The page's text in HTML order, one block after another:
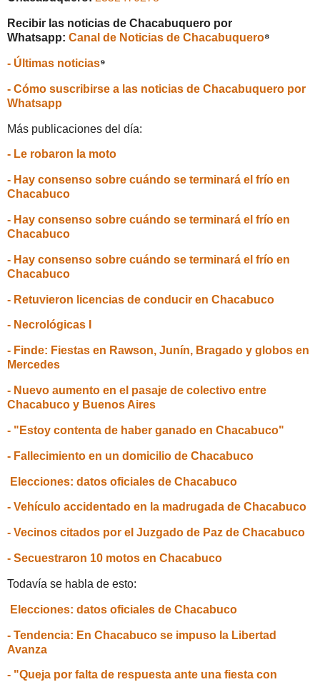
Recibir las noticias de Chacabuquero por
Whatsapp: Canal de Noticias de Chacabuquero⁸
- Últimas noticias⁹
- Cómo suscribirse a las noticias de Chacabuquero por
Whatsapp
Más publicaciones del día:
- Le robaron la moto
- Hay consenso sobre cuándo se terminará el frío en
Chacabuco
- Hay consenso sobre cuándo se terminará el frío en
Chacabuco
- Hay consenso sobre cuándo se terminará el frío en
Chacabuco
- Retuvieron licencias de conducir en Chacabuco
- Necrológicas I
- Finde: Fiestas en Rawson, Junín, Bragado y globos en
Mercedes
- Nuevo aumento en el pasaje de colectivo entre
Chacabuco y Buenos Aires
- "Estoy contenta de haber ganado en Chacabuco"
- Fallecimiento en un domicilio de Chacabuco
Elecciones: datos oficiales de Chacabuco
- Vehículo accidentado en la madrugada de Chacabuco
- Vecinos citados por el Juzgado de Paz de Chacabuco
- Secuestraron 10 motos en Chacabuco
Todavía se habla de esto:
Elecciones: datos oficiales de Chacabuco
- Tendencia: En Chacabuco se impuso la Libertad
Avanza
- "Queja por falta de respuesta ante una fiesta con